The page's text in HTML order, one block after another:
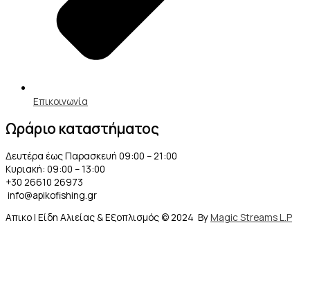
Επικοινωνία
Ωράριο καταστήματος
Δευτέρα έως Παρασκευή 09:00 – 21:00
Κυριακή: 09:00 – 13:00
+30 26610 26973
info@apikofishing.gr
Απικο | Είδη Αλιείας & Εξοπλισμός © 2024 ByMagic Streams L.P